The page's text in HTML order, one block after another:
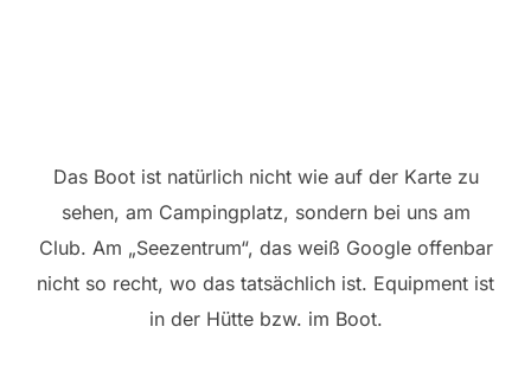
Das Boot ist natürlich nicht wie auf der Karte zu
sehen, am Campingplatz, sondern bei uns am
Club. Am „Seezentrum“, das weiß Google offenbar
nicht so recht, wo das tatsächlich ist. Equipment ist
in der Hütte bzw. im Boot.